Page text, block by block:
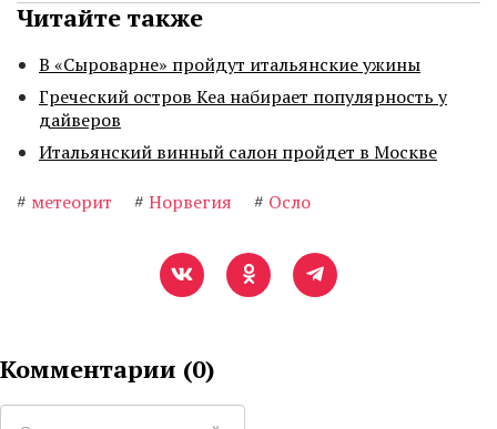
Читайте также
В «Сыроварне» пройдут итальянские ужины
Греческий остров Кеа набирает популярность у
дайверов
Итальянский винный салон пройдет в Москве
# метеорит # Норвегия # Осло
Комментарии (0)